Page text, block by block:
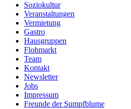
Soziokultur
Veranstaltungen
Vermietung
Gastro
Hausgruppen
Flohmarkt
Team
Kontakt
Newsletter
Jobs
Impressum
Freunde der Sumpfblume